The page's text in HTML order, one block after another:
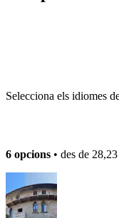
Selecciona els idiomes
6 opcions • des de